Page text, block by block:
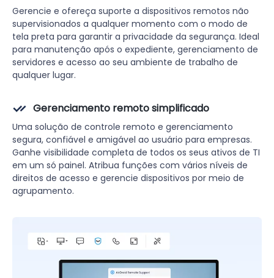
Gerencie e ofereça suporte a dispositivos remotos não
supervisionados a qualquer momento com o modo de
tela preta para garantir a privacidade da segurança. Ideal
para manutenção após o expediente, gerenciamento de
servidores e acesso ao seu ambiente de trabalho de
qualquer lugar.
Gerenciamento remoto simplificado
Uma solução de controle remoto e gerenciamento
segura, confiável e amigável ao usuário para empresas.
Ganhe visibilidade completa de todos os seus ativos de TI
em um só painel. Atribua funções com vários níveis de
direitos de acesso e gerencie dispositivos por meio de
agrupamento.